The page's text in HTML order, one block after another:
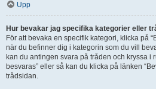
Upp
Hur bevakar jag specifika kategorier eller
För att bevaka en specifik kategori, klicka på
när du befinner dig i kategorin som du vill
kan du antingen svara på tråden och kryssa i
besvaras” eller så kan du klicka på länken
trådsidan.